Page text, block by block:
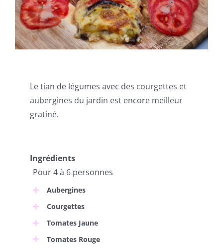
Le tian de légumes avec des courgettes et
aubergines du jardin est encore meilleur
gratiné.
Ingrédients
Pour 4 à 6 personnes
Aubergines
Courgettes
Tomates Jaune
Tomates Rouge